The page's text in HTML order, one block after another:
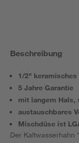
Beschreibung
1/2"
5 Jahre Garantie
mit langem Hals,
austauschbares
Mischdüse ist
Der Kaltwasserhahn